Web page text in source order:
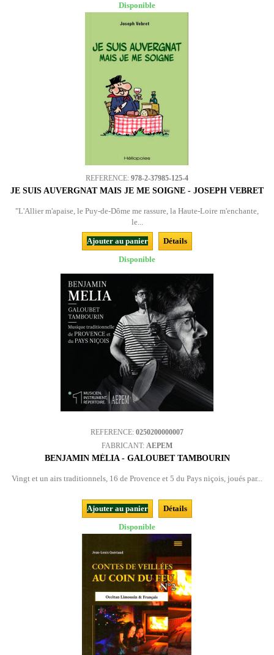
Disponible
REFERENCE: 978-2-37985-125-4
JE SUIS AUVERGNAT MAIS JE ME SOIGNE - JOSEPH VEBRET
"L'Allier m'apaise, le Puy-de-Dôme me rassure, la Haute-Loire m'enchante,
le...
Ajouter au panier
Détails
Disponible
REFERENCE: 0250200000007
FABRICANT: AEPEM
BENJAMIN MÉLIA - GALOUBET TAMBOURIN
Vingt et un airs traditionnels, 16 de Provence et 5 du Pays niçois, joués par...
Ajouter au panier
Détails
Disponible